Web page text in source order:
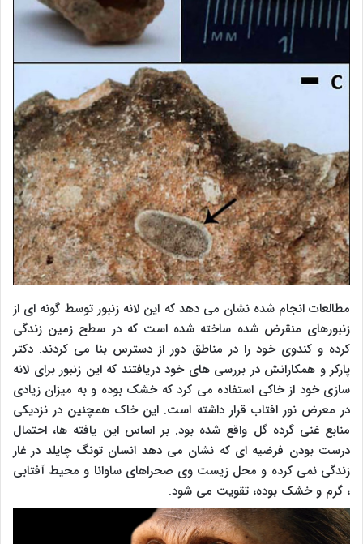
مطالعات انجام شده نشان می دهد که این لانه زنبور توسط گونه ای از
زنبورهای منقرض شده ساخته شده است که در سطح زمین زندگی
کرده و کندوی خود را در مناطق دور از دسترس بنا می کردند. دکتر
پارکر و همکارانش در بررسی های خود دریافتند که این زنبور برای لانه
سازی خود از خاکی استفاده می کرد که خشک بوده و به میزان زیادی
در معرض نور افتاب قرار داشته است. این خاک همچنین در نزدیکی
منابع غنی گرده گل واقع شده بود. بر اساس این یافته ها، احتمال
درست بودن فرضیه ای که نشان می دهد انسان تونگ چایلد در غار
زندگی نمی کرده و محل زیست وی صحراهای ساوانا و محیط آفتابی
، گرم و خشک بوده، تقویت می شود.